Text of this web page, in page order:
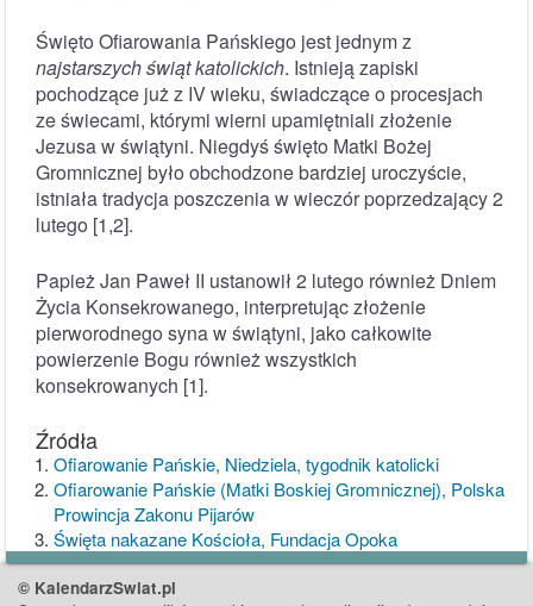
Święto Ofiarowania Pańskiego jest jednym z
najstarszych świąt katolickich. Istnieją zapiski
pochodzące już z IV wieku, świadczące o procesjach
ze świecami, którymi wierni upamiętniali złożenie
Jezusa w świątyni. Niegdyś święto Matki Bożej
Gromnicznej było obchodzone bardziej uroczyście,
istniała tradycja poszczenia w wieczór poprzedzający 2
lutego [1,2].
Papież Jan Paweł II ustanowił 2 lutego również Dniem
Życia Konsekrowanego, interpretując złożenie
pierworodnego syna w świątyni, jako całkowite
powierzenie Bogu również wszystkich
konsekrowanych [1].
Źródła
Ofiarowanie Pańskie, Niedziela, tygodnik katolicki
Ofiarowanie Pańskie (Matki Boskiej Gromnicznej), Polska
Prowincja Zakonu Pijarów
Święta nakazane Kościoła, Fundacja Opoka
© KalendarzSwiat.pl